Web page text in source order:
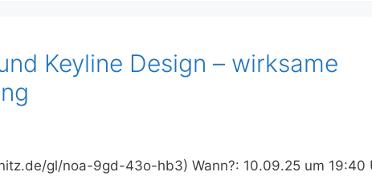
Keyline Design – wirksame
gl/noa-9gd-43o-hb3) Wann?: 10.09.25 um 19:40